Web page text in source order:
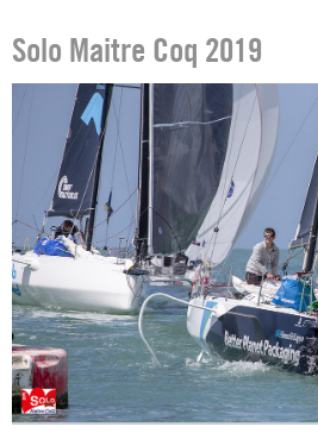
Solo Maitre Coq 2019